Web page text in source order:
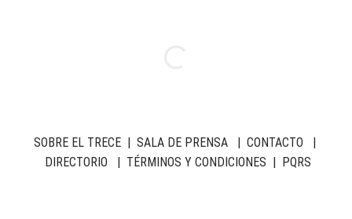
SOBRE EL TRECE| SALA DE PRENSA| CONTACTO |
DIRECTORIO | TÉRMINOS Y CONDICIONES | PQRS